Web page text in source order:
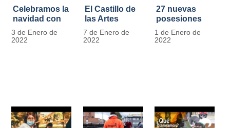
Celebramos la
navidad con
los Niños y
Niñas de los
3 de Enero de
2022
El Castillo de
las Artes
celebra su
primer año
7 de Enero de
2022
27 nuevas
posesiones
en el IDIPRON
1 de Enero de
2022